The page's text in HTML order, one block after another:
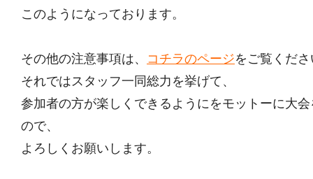
このようになっております。
その他の注意事項は、 コチラのページをご覧くだ
それではスタッフ一同総力を挙げて、
参加者の方が楽しくできるようにをモットーに大
ので、
よろしくお願いします。